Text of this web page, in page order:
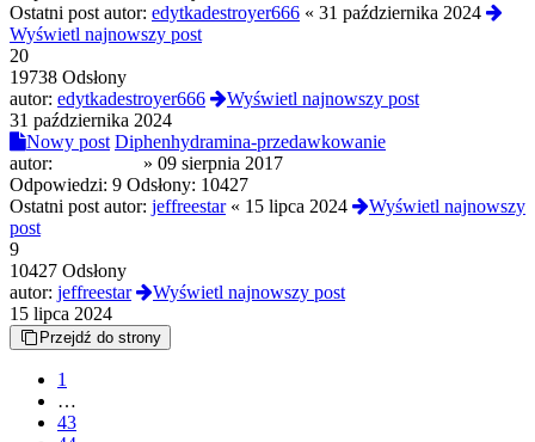
Ostatni post autor: edytkadestroyer666 « 31 października 2024
Wyświetl najnowszy post
20
19738 Odsłony
autor: edytkadestroyer666
Wyświetl najnowszy post
31 października 2024
Nowy post Diphenhydramina-przedawkowanie
autor:
» 09 sierpnia 2017
Odpowiedzi: 9 Odsłony: 10427
Ostatni post autor: jeffreestar« 15 lipca 2024
Wyświetl najnowszy
post
9
10427 Odsłony
autor: jeffreestar
Wyświetl najnowszy post
15 lipca 2024
Przejdź do strony
1
…
43